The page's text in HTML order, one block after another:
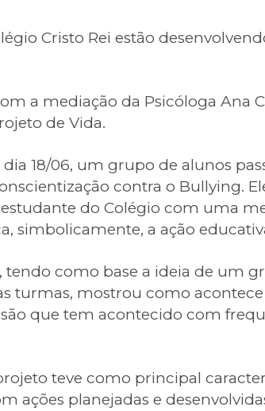
Cristo Rei estão
a mediação da Psicóloga Ana
de Vida.
18/06, um grupo de alunos
contra o Bullying.
do Colégio com uma
simbolicamente, a ação
como base a ideia de um
turmas, mostrou como
que tem acontecido com
teve como principal
ações planejadas e